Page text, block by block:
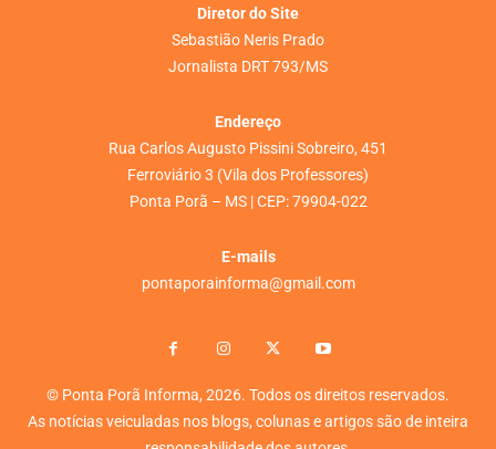
Diretor do Site
Sebastião Neris Prado
Jornalista DRT 793/MS
Endereço
Rua Carlos Augusto Pissini Sobreiro, 451
Ferroviário 3 (Vila dos Professores)
Ponta Porã – MS | CEP: 79904-022
E-mails
pontaporainforma@gmail.com
© Ponta Porã Informa, 2026. Todos os direitos reservados.
As notícias veiculadas nos blogs, colunas e artigos são de inteira